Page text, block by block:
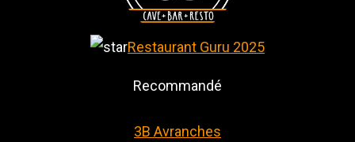
Restaurant Guru 2025
Recommandé
3B Avranches